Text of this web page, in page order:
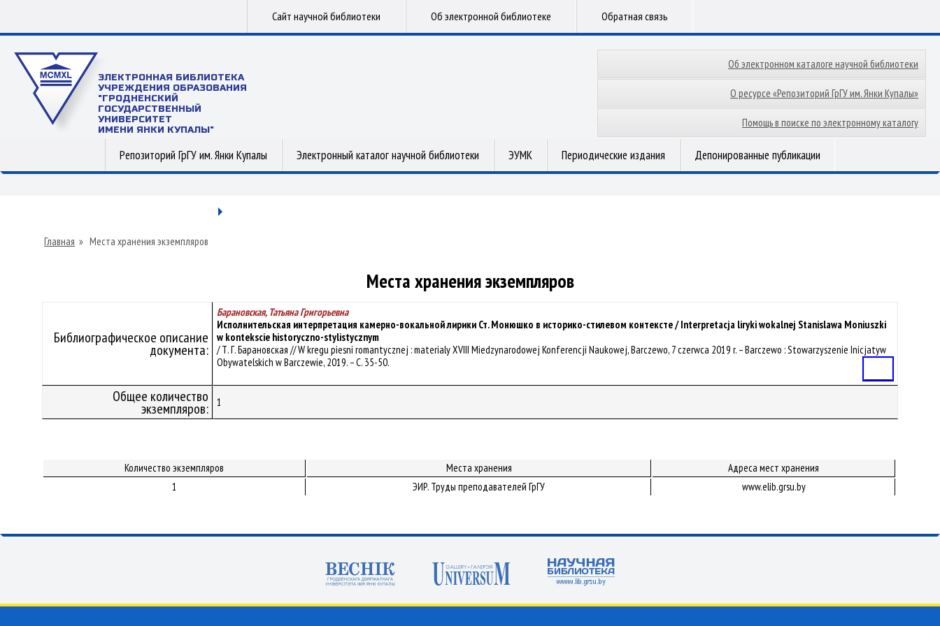
Сайт научной библиотеки Об электронной библиотеке Обратная связь
ЭЛЕКТРОННАЯ БИБЛИОТЕКА
УЧРЕЖДЕНИЯ ОБРАЗОВАНИЯ
"ГРОДНЕНСКИЙ
ГОСУДАРСТВЕННЫЙ
УНИВЕРСИТЕТ
ИМЕНИ ЯНКИ КУПАЛЫ"
Об электронном каталоге научной библиотеки
О ресурсе «Репозиторий ГрГУ им. Янки Купалы»
Помощь в поиске по электронному каталогу
Репозиторий ГрГУ им. Янки Купалы Электронный каталог научной библиотеки ЭУМК Периодические издания Депонированные публикации
Главная » Места хранения экземпляров
Места хранения экземпляров
Библиографическое описание
документа:
Барановская, Татьяна Григорьевна
Исполнительская интерпретация камерно-вокальной лирики Ст. Монюшко в историко-стилевом контексте / Interpretacja liryki wokalnej Stanislawa Moniuszki
w kontekscie historyczno-stylistycznym
/ Т. Г. Барановская // W kregu piesni romantycznej : materialy XVIII Miedzynarodowej Konferencji Naukowej, Barczewo, 7 czerwca 2019 r. – Barczewo : Stowarzyszenie Inicjatyw
Obywatelskich w Barczewie, 2019. – С. 35-50.
Общее количество
экземпляров: 1
Количество экземпляров Места хранения
Адреса мест хранения
1
ЭИР. Труды преподавателей ГрГУ www.elib.grsu.by